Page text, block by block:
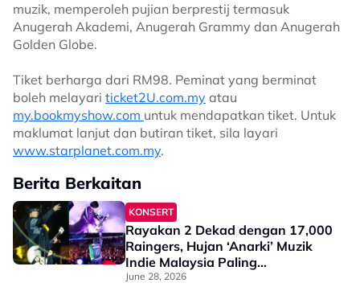
muzik, memperoleh pujian berprestij termasuk
Anugerah Akademi, Anugerah Grammy dan Anugerah
Golden Globe.
Tiket berharga dari RM98. Peminat yang berminat
boleh melayari ticket2U.com.my atau
my.bookmyshow.com untuk mendapatkan tiket. Untuk
maklumat lanjut dan butiran tiket, sila layari
www.starplanet.com.my.
Berita Berkaitan
KONSERT
Rayakan 2 Dekad dengan 17,000
Raingers, Hujan ‘Anarki’ Muzik
Indie Malaysia Paling
Berpengaruh Dekad Ini
June 28, 2026